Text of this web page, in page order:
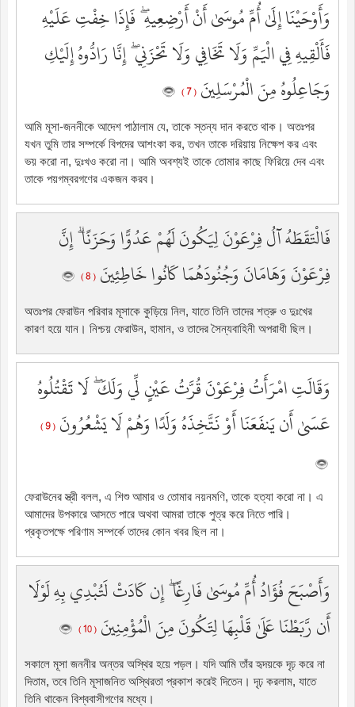
وَأَوْحَيْنَا إِلَىٰ أُمِّ مُوسَىٰ أَنْ أَرْضِعِيهِ ۖ فَإِذَا خِفْتِ عَلَيْهِ
فَأَلْقِيهِ فِي الْيَمِّ وَلَا تَخَافِي وَلَا تَحْزَنِي ۖ إِنَّا رَادُّوهُ إِلَيْكِ
وَجَاعِلُوهُ مِنَ الْمُرْسَلِينَ ( 7 )
আমি মূসা-জননীকে আদেশ পাঠালাম যে, তাকে স্তন্য দান করতে থাক। অতঃপর
যখন তুমি তার সম্পর্কে বিপদের আশংকা কর, তখন তাকে দরিয়ায় নিক্ষেপ কর এবং
ভয় করো না, দুঃখও করো না। আমি অবশ্যই তাকে তোমার কাছে ফিরিয়ে দেব এবং
তাকে পয়গম্বরগণের একজন করব।
فَالْتَقَطَهُ آلُ فِرْعَوْنَ لِيَكُونَ لَهُمْ عَدُوًّا وَحَزَنًا ۗ إِنَّ
فِرْعَوْنَ وَهَامَانَ وَجُنُودَهُمَا كَانُوا خَاطِئِينَ ( 8 )
অতঃপর ফেরাউন পরিবার মূসাকে কুড়িয়ে নিল, যাতে তিনি তাদের শত্রু ও দুঃখের
কারণ হয়ে যান। নিশ্চয় ফেরাউন, হামান, ও তাদের সৈন্যবাহিনী অপরাধী ছিল।
وَقَالَتِ امْرَأَتُ فِرْعَوْنَ قُرَّتُ عَيْنٍ لِّي وَلَكَ ۖ لَا تَقْتُلُوهُ
عَسَىٰ أَن يَنفَعَنَا أَوْ نَتَّخِذَهُ وَلَدًا وَهُمْ لَا يَشْعُرُونَ ( 9 )
ফেরাউনের স্ত্রী বলল, এ শিশু আমার ও তোমার নয়নমণি, তাকে হত্যা করো না। এ
আমাদের উপকারে আসতে পারে অথবা আমরা তাকে পুত্র করে নিতে পারি।
প্রকৃতপক্ষে পরিণাম সম্পর্কে তাদের কোন খবর ছিল না।
وَأَصْبَحَ فُؤَادُ أُمِّ مُوسَىٰ فَارِغًا ۖ إِن كَادَتْ لَتُبْدِي بِهِ لَوْلَا
أَن رَّبَطْنَا عَلَىٰ قَلْبِهَا لِتَكُونَ مِنَ الْمُؤْمِنِينَ ( 10 )
সকালে মূসা জননীর অন্তর অস্থির হয়ে পড়ল। যদি আমি তাঁর হৃদয়কে দৃঢ় করে না
দিতাম, তবে তিনি মূসাজনিত অস্থিরতা প্রকাশ করেই দিতেন। দৃঢ় করলাম, যাতে
তিনি থাকেন বিশ্ববাসীগণের মধ্যে।